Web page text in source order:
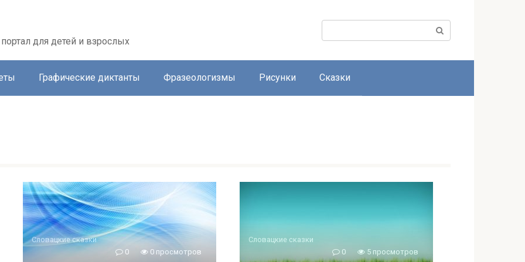
для детей и взрослых
Поиск:
Графические диктанты Фразеологизмы Рисунки Сказки
Словацкие сказки
0
0 просмотров
Словацкие сказки
0
5 просмотров